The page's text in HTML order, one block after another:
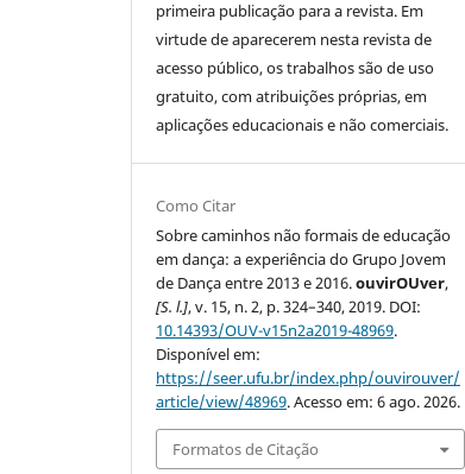
primeira publicação para a revista. Em
virtude de aparecerem nesta revista de
acesso público, os trabalhos são de uso
gratuito, com atribuições próprias, em
aplicações educacionais e não comerciais.
Como Citar
Sobre caminhos não formais de educação
em dança: a experiência do Grupo Jovem
de Dança entre 2013 e 2016.ouvirOUver,
[S. l.], v. 15, n. 2, p. 324–340, 2019. DOI:
10.14393/OUV-v15n2a2019-48969.
Disponível em:
https://seer.ufu.br/index.php/ouvirouver/
article/view/48969. Acesso em: 6 ago. 2026.
Formatos de Citação